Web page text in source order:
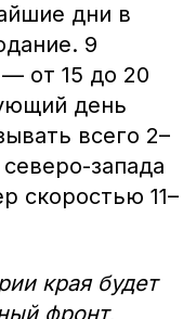
дни в
9
от 15 до 20
день
всего 2–
запада
скоростью 11–
края будет
фронт,